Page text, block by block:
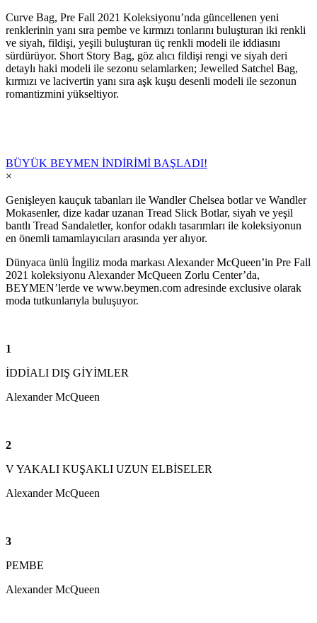
Curve Bag, Pre Fall 2021 Koleksiyonu’nda güncellenen yeni
renklerinin yanı sıra pembe ve kırmızı tonlarını buluşturan iki renkli
ve siyah, fildişi, yeşili buluşturan üç renkli modeli ile iddiasını
sürdürüyor. Short Story Bag, göz alıcı fildişi rengi ve siyah deri
detaylı haki modeli ile sezonu selamlarken; Jewelled Satchel Bag,
kırmızı ve lacivertin yanı sıra aşk kuşu desenli modeli ile sezonun
romantizmini yükseltiyor.
BÜYÜK BEYMEN İNDİRİMİ BAŞLADI!
×
Genişleyen kauçuk tabanları ile Wandler Chelsea botlar ve Wandler
Mokasenler, dize kadar uzanan Tread Slick Botlar, siyah ve yeşil
bantlı Tread Sandaletler, konfor odaklı tasarımları ile koleksiyonun
en önemli tamamlayıcıları arasında yer alıyor.
Dünyaca ünlü İngiliz moda markası Alexander McQueen’in Pre Fall
2021 koleksiyonu Alexander McQueen Zorlu Center’da,
BEYMEN’lerde ve www.beymen.com adresinde exclusive olarak
moda tutkunlarıyla buluşuyor.
1
İDDİALI DIŞ GİYİMLER
Alexander McQueen
2
V YAKALI KUŞAKLI UZUN ELBİSELER
Alexander McQueen
3
PEMBE
Alexander McQueen